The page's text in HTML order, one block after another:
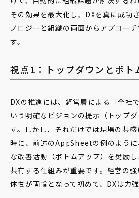
その効果を最大化し、DXを真に成功
ノロジーと組織の両面からアプロー
す。
視点1：トップダウンとボト
DXの推進には、経営層による「全社
いう明確なビジョンの提示（トップ
す。しかし、それだけでは現場の共
時に、前述のAppSheetの例のように
な改善活動（ボトムアップ）を奨励
共有する仕組みが重要です。経営の
体性が両輪となって初めて、DXは力強